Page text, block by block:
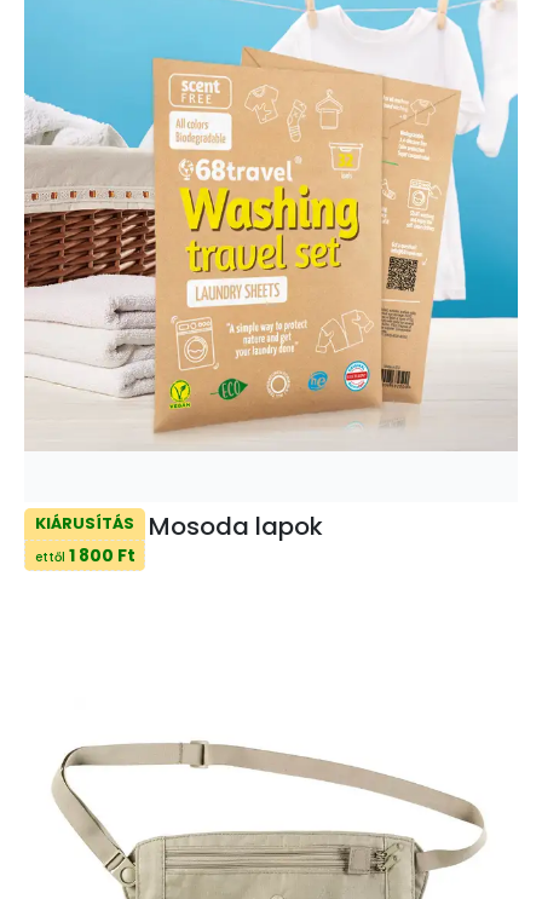
KIÁRUSÍTÁS
ettől 1 800 Ft
Mosoda lapok